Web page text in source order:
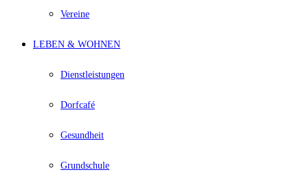
Vereine
LEBEN & WOHNEN
Dienstleistungen
Dorfcafé
Gesundheit
Grundschule